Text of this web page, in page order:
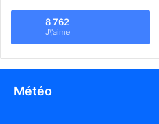
8 762
J\'aime
Météo